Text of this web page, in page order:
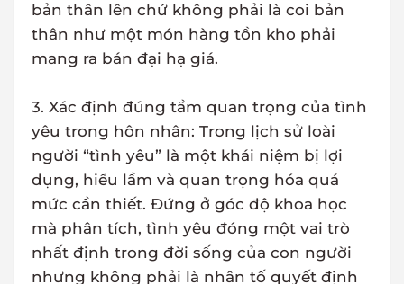
bản thân lên chứ không phải là coi bản
thân như một món hàng tồn kho phải
mang ra bán đại hạ giá.
3. Xác định đúng tầm quan trọng của tình
yêu trong hôn nhân: Trong lịch sử loài
người “tình yêu” là một khái niệm bị lợi
dụng, hiểu lầm và quan trọng hóa quá
mức cần thiết. Đứng ở góc độ khoa học
mà phân tích, tình yêu đóng một vai trò
nhất định trong đời sống của con người
nhưng không phải là nhân tố quyết định